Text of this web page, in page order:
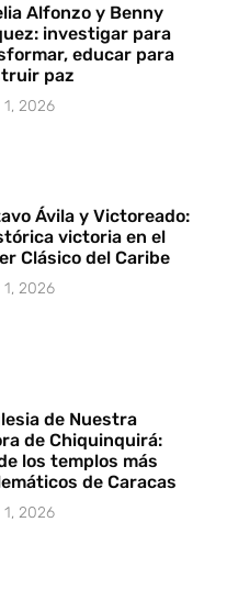
Alfonzo y Benny
investigar para
educar para
paz
2026
Ávila y Victoreado:
victoria en el
Clásico del Caribe
2026
de Nuestra
de Chiquinquirá:
los templos más
de Caracas
2026